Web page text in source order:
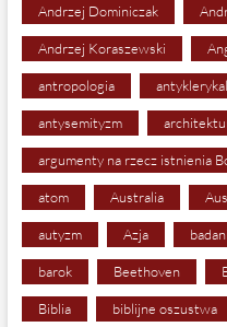
Andrzej Dominiczak
Andrzej Koraszewski
antropologia
antysemityzm
argumenty na rzecz istnienia
atom Australia
autyzm Azja
barok Beethoven
Biblia biblijne oszustwa